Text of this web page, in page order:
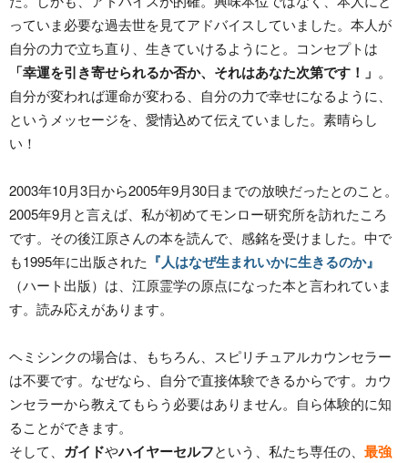
っていま必要な過去世を見てアドバイスしていました。本人が
自分の力で立ち直り、生きていけるようにと。コンセプトは
「幸運を引き寄せられるか否か、それはあなた次第です！」 。
自分が変われば運命が変わる、自分の力で幸せになるように、
というメッセージを、愛情込めて伝えていました。素晴らし
い！
2003年10月3日から2005年9月30日までの放映だったとのこと。
2005年9月と言えば、私が初めてモンロー研究所を訪れたころ
です。その後江原さんの本を読んで、感銘を受けました。中で
も1995年に出版された 『人はなぜ生まれいかに生きるのか』
（ハート出版）は、江原霊学の原点になった本と言われていま
す。読み応えがあります。
ヘミシンクの場合は、もちろん、スピリチュアルカウンセラー
は不要です。なぜなら、自分で直接体験できるからです。カウ
ンセラーから教えてもらう必要はありません。自ら体験的に知
ることができます。
そして、 ガイドやハイヤーセルフという、私たち専任の、 最強